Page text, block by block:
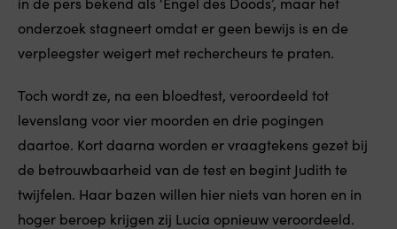
onderzoek stagneert omdat er geen bewijs is en de
verpleegster weigert met rechercheurs te praten.
Toch wordt ze, na een bloedtest, veroordeeld tot
levenslang voor vier moorden en drie pogingen
daartoe. Kort daarna worden er vraagtekens gezet bij
de betrouwbaarheid van de test en begint Judith te
twijfelen. Haar bazen willen hier niets van horen en in
hoger beroep krijgen zij Lucia opnieuw veroordeeld.